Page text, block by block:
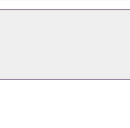
Pozostałe udogodnienia
Udogodnienia na miejscu to